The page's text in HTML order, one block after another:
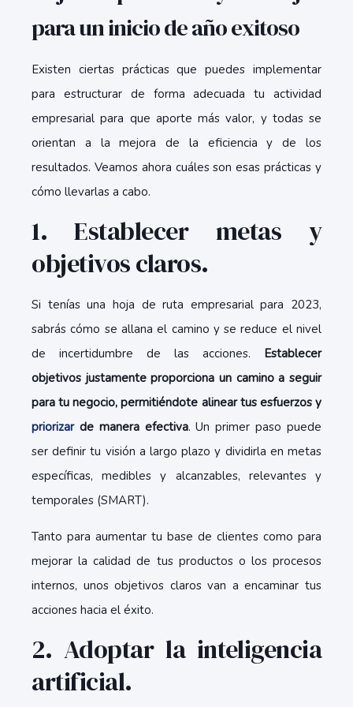
para un inicio de año exitoso
Existen ciertas prácticas que puedes implementar
para estructurar de forma adecuada tu actividad
empresarial para que aporte más valor, y todas se
orientan a la mejora de la eficiencia y de los
resultados. Veamos ahora cuáles son esas prácticas y
cómo llevarlas a cabo.
1. Establecer metas y
objetivos claros.
Si tenías una hoja de ruta empresarial para 2023,
sabrás cómo se allana el camino y se reduce el nivel
de incertidumbre de las acciones. Establecer
objetivos justamente proporciona un camino a seguir
para tu negocio, permitiéndote alinear tus esfuerzos y
priorizar de manera efectiva. Un primer paso puede
ser definir tu visión a largo plazo y dividirla en metas
específicas, medibles y alcanzables, relevantes y
temporales (SMART).
Tanto para aumentar tu base de clientes como para
mejorar la calidad de tus productos o los procesos
internos, unos objetivos claros van a encaminar tus
acciones hacia el éxito.
2. Adoptar la inteligencia
artificial.